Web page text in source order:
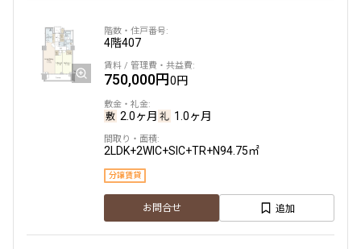
築年数
指定なし
新築
1年以内
3年以内
20年以内
30年以内
1分以内
5分以内
10分以内
15分以内
4階407
750,000円0円
2.0ヶ月 1.0ヶ月
2LDK+2WIC+SIC+TR+N94.75㎡
分譲賃貸
お問合せ 追加